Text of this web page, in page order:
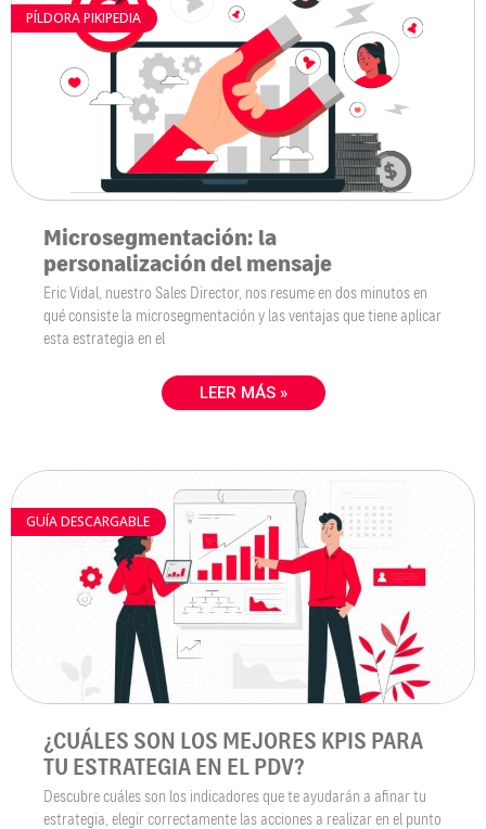
PÍLDORA PIKIPEDIA
Microsegmentación: la
personalización del mensaje
Eric Vidal, nuestro Sales Director, nos resume en dos minutos en
qué consiste la microsegmentación y las ventajas que tiene aplicar
esta estrategia en el
LEER MÁS »
GUÍA DESCARGABLE
¿CUÁLES SON LOS MEJORES KPIS PARA
TU ESTRATEGIA EN EL PDV?
Descubre cuáles son los indicadores que te ayudarán a afinar tu
estrategia, elegir correctamente las acciones a realizar en el punto